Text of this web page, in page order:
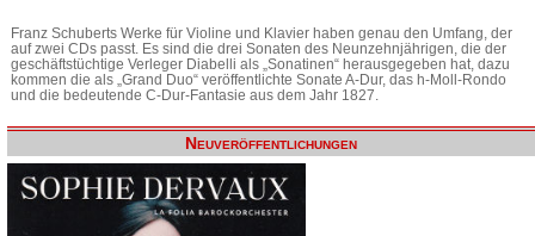
Franz Schuberts Werke für Violine und Klavier haben genau den Umfang, der
auf zwei CDs passt. Es sind die drei Sonaten des Neunzehnjährigen, die der
geschäftstüchtige Verleger Diabelli als „Sonatinen“ herausgegeben hat, dazu
kommen die als „Grand Duo“ veröffentlichte Sonate A-Dur, das h-Moll-Rondo
und die bedeutende C-Dur-Fantasie aus dem Jahr 1827.
Neuveröffentlichungen